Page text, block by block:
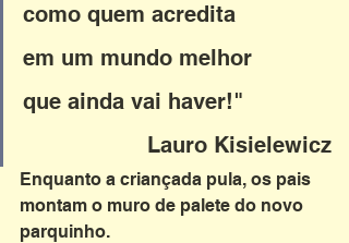
como quem acredita
em um mundo melhor
que ainda vai haver!"
                   Lauro Kisielewicz
Enquanto a criançada pula, os pais
montam o muro de palete do novo
parquinho.